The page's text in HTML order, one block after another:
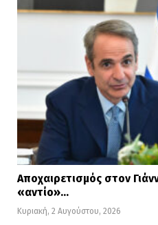
Αποχαιρετισμός στον
«αντίο»…
Κυριακή, 2 Αυγούστου, 2026